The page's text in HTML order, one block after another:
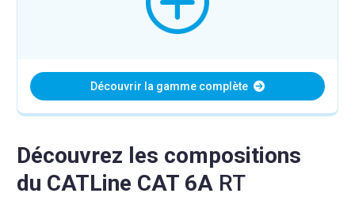
Découvrir la gamme complète
Découvrez les compositions
du CATLine CAT 6A RT